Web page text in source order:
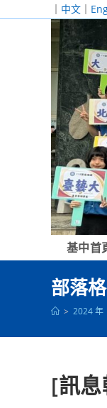
｜ 中文 ｜
基中首
部落格
> 2024 年
[訊